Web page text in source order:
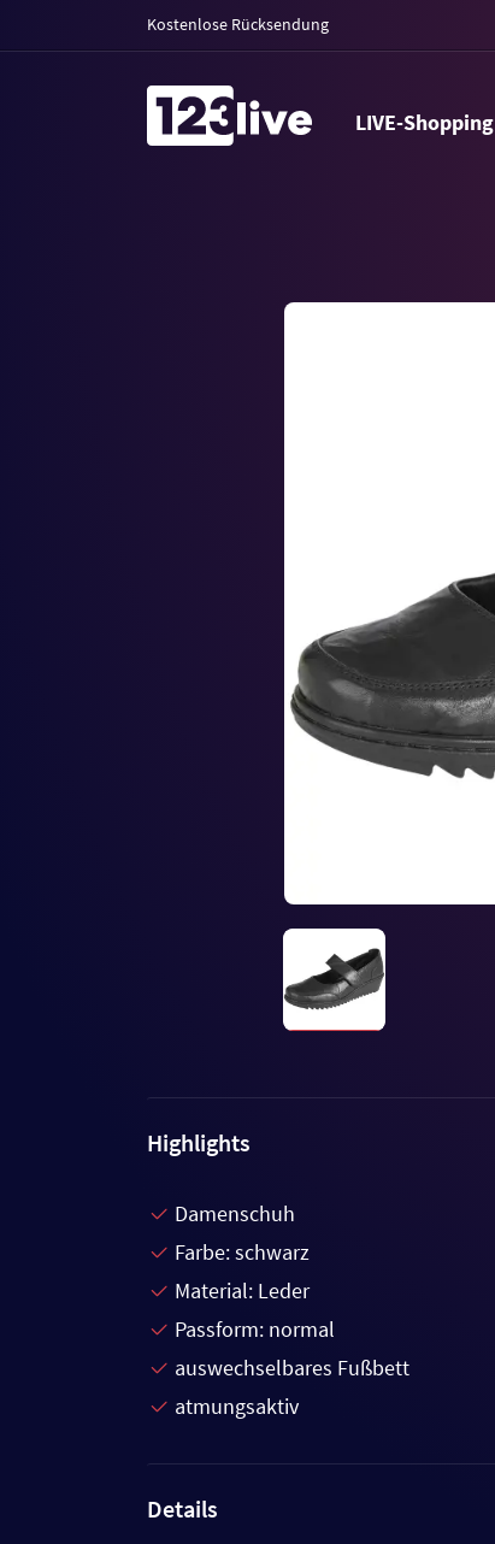
Kostenlose Rücksendung
LIVE-Shopping
Highlights
Damenschuh
Farbe: schwarz
Material: Leder
Passform: normal
auswechselbares Fußbett
atmungsaktiv
Details